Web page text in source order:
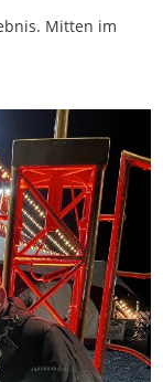
Mitten im